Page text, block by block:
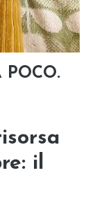
POCO.
il